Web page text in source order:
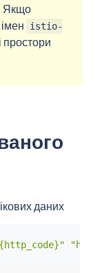
Якщо
istio-
простори
даних